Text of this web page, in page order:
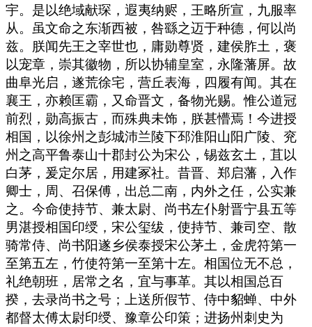
宇。是以绝域献琛，遐夷纳赆，王略所宣，九服率
从。虽文命之东渐西被，咎繇之迈于种德，何以尚
兹。朕闻先王之宰世也，庸勋尊贤，建侯胙土，褒
以宠章，崇其徽物，所以协辅皇室，永隆藩屏。故
曲阜光启，遂荒徐宅，营丘表海，四履有闻。其在
襄王，亦赖匡霸，又命晋文，备物光赐。惟公道冠
前烈，勋高振古，而殊典未饰，朕甚懵焉！今进授
相国，以徐州之彭城沛兰陵下邳淮阳山阳广陵、兖
州之高平鲁泰山十郡封公为宋公，锡兹玄土，苴以
白茅，爰定尔居，用建冢社。昔晋、郑启藩，入作
卿士，周、召保傅，出总二南，内外之任，公实兼
之。今命使持节、兼太尉、尚书左仆射晋宁县五等
男湛授相国印绶，宋公玺绂，使持节、兼司空、散
骑常侍、尚书阳遂乡侯泰授宋公茅土，金虎符第一
至第五左，竹使符第一至第十左。相国位无不总，
礼绝朝班，居常之名，宜与事革。其以相国总百
揆，去录尚书之号；上送所假节、侍中貂蝉、中外
都督太傅太尉印绶、豫章公印策；进扬州刺史为